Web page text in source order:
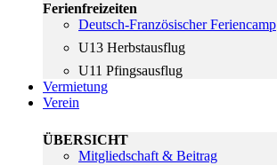
Ferienfreizeiten
Deutsch-Französischer Feriencamp
U13 Herbstausflug
U11 Pfingsausflug
Vermietung
Verein
ÜBERSICHT
Mitgliedschaft & Beitrag